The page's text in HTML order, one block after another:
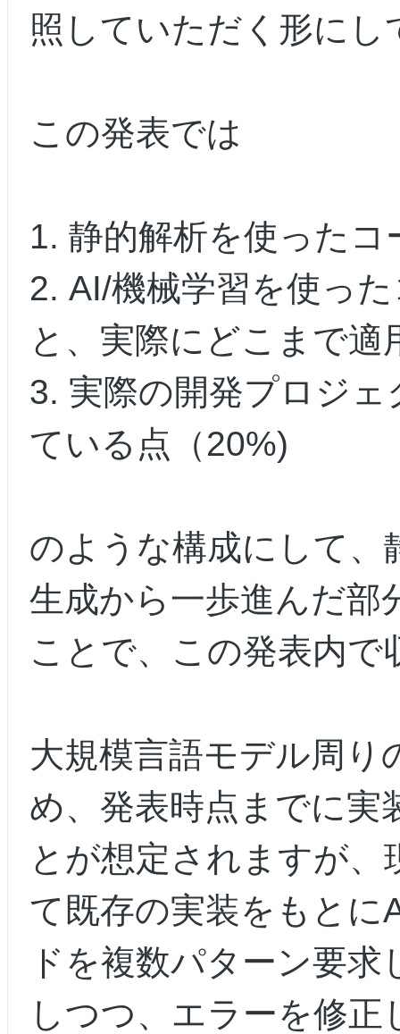
照していただく形にし
この発表では
1. 静的解析を使った
2. AI/機械学習を使っ
と、実際にどこまで
3. 実際の開発プロジ
ている点（20%)
のような構成にして、
生成から一歩進んだ部
ことで、この発表内
大規模言語モデル周り
め、発表時点までに実
とが想定されますが
て既存の実装をもとに
ドを複数パターン要
しつつ、エラーを修